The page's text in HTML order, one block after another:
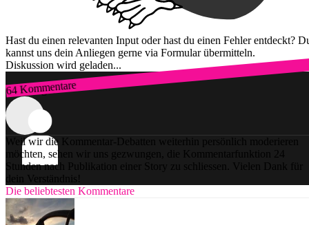
Hast du einen relevanten Input oder hast du einen Fehler entdeckt?
kannst uns dein Anliegen gerne via Formular übermitteln.
Diskussion wird geladen...
64 Kommentare
Zum Login
Weil wir die Kommentar-Debatten weiterhin persönlich moderieren
möchten, sehen wir uns gezwungen, die Kommentarfunktion 24
Stunden nach Publikation einer Story zu schliessen. Vielen Dank für
dein Verständnis!
Die beliebtesten Kommentare